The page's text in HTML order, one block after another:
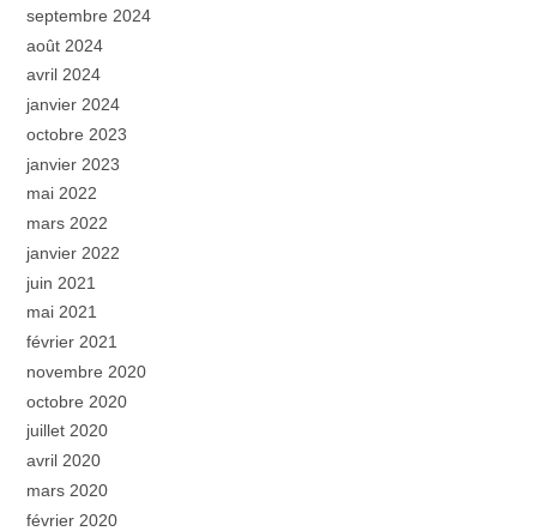
septembre 2024
août 2024
avril 2024
janvier 2024
octobre 2023
janvier 2023
mai 2022
mars 2022
janvier 2022
juin 2021
mai 2021
février 2021
novembre 2020
octobre 2020
juillet 2020
avril 2020
mars 2020
février 2020